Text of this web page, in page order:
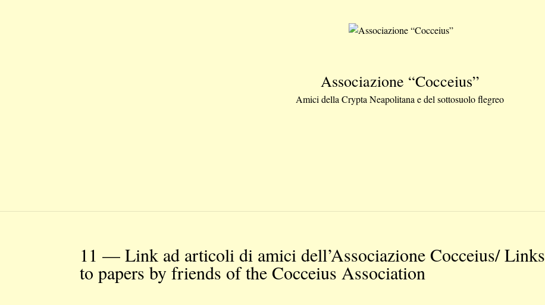
Associazione “Cocceius”
Amici della Crypta Neapolitana e del sottosuolo flegreo
11 — Link ad articoli di amici dell’Associazione Cocceius/ Links
to papers by friends of the Cocceius Association